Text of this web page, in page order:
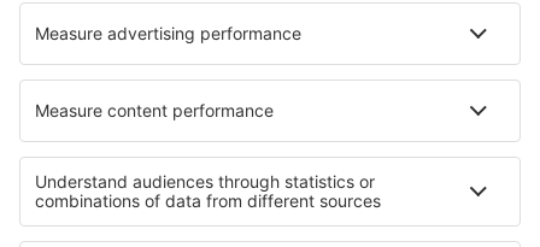
Hotels am Bodensee Hotels in Rhineland-Palatinate
Hotels in Lower Saxony Hotels in Tolima
Hotels auf Terceira Hotels im Nationalpark Piatra Craiului